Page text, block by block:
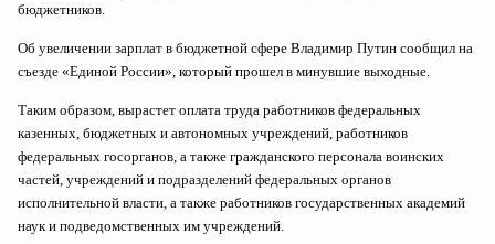
бюджетников.
Об увеличении зарплат в бюджетной сфере Владимир Путин сообщил на
съезде «Единой России», который прошел в минувшие выходные.
Таким образом, вырастет оплата труда работников федеральных
казенных, бюджетных и автономных учреждений, работников
федеральных госорганов, а также гражданского персонала воинских
частей, учреждений и подразделений федеральных органов
исполнительной власти, а также работников государственных академий
наук и подведомственных им учреждений.